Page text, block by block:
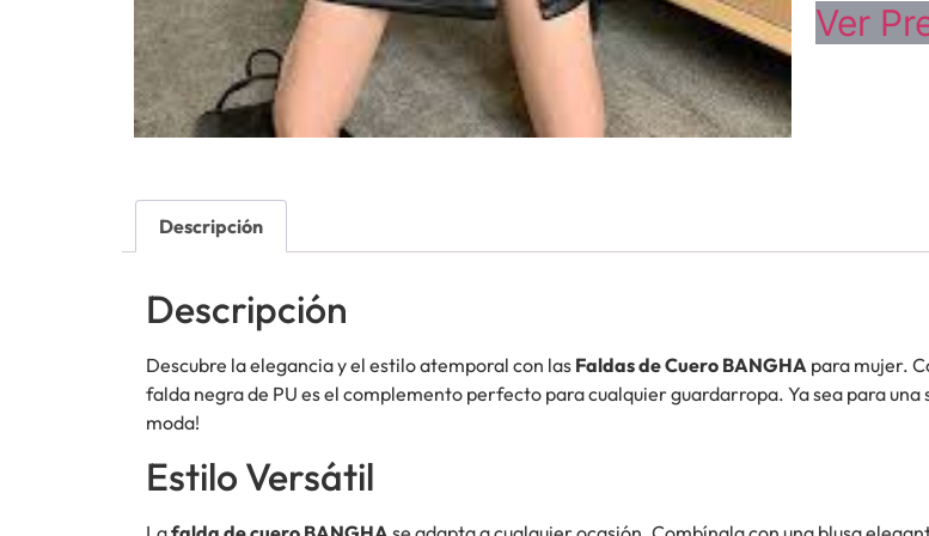
Ver
Descripción
Descripción
Descubre la elegancia y el estilo atemporal con las Faldas de Cuero BANGHA para mujer.
falda negra de PU es el complemento perfecto para cualquier guardarropa. Ya sea para
moda!
Estilo Versátil